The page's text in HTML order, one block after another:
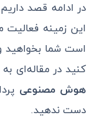
در ادامه قصد
این زمینه‌ فعالیت
است شما بخواهید
کنید در مقاله‌ای به
هوش مصنوعی
دست ندهید.